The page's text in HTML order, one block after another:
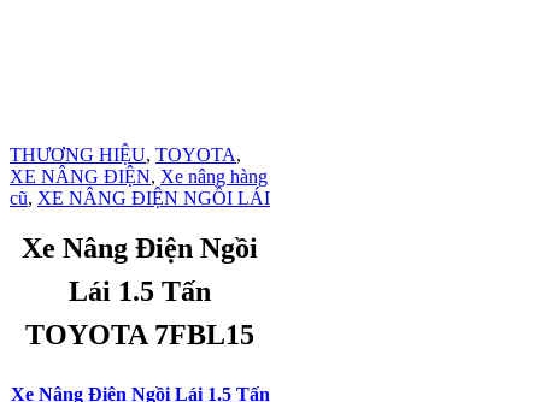
THƯƠNG HIỆU, TOYOTA,
XE NÂNG ĐIỆN, Xe nâng hàng
cũ, XE NÂNG ĐIỆN NGỒI LÁI
Xe Nâng Điện Ngồi
Lái 1.5 Tấn
TOYOTA 7FBL15
Xe Nâng Điện Ngồi Lái 1.5 Tấn